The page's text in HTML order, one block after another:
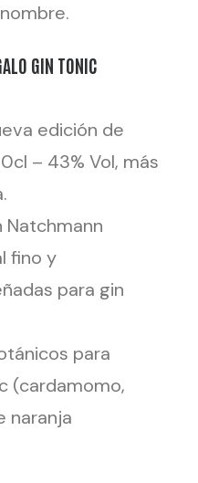
GIN TONIC
edición de
– 43% Vol, más
Natchmann
fino y
para gin
para
(cardamomo,
naranja